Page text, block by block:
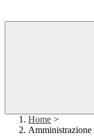
Home >
Amministrazione